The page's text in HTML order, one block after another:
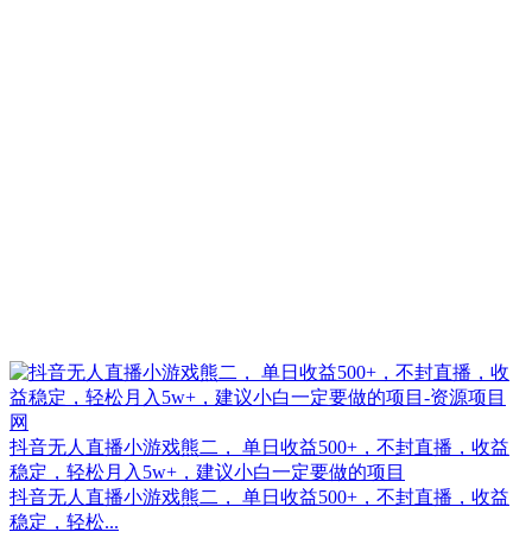
抖音无人直播小游戏熊二， 单日收益500+，不封直播，收益
稳定，轻松月入5w+，建议小白一定要做的项目
抖音无人直播小游戏熊二， 单日收益500+，不封直播，收益
稳定，轻松...